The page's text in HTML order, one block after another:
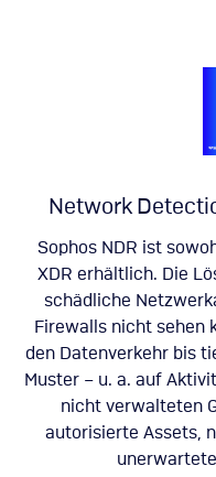
Network
Sophos NDR ist
XDR erhältlich. Die
schädliche
Firewalls nicht sehen
den Datenverkehr bis
Muster – u. a. auf
nicht verwalteten
autorisierte Assets,